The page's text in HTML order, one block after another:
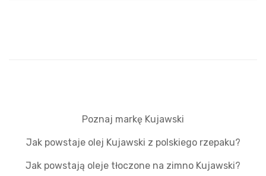
Poznaj markę Kujawski
Jak powstaje olej Kujawski z polskiego rzepaku?
Jak powstają oleje tłoczone na zimno Kujawski?